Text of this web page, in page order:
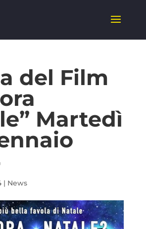
del Film
Martedì
| News